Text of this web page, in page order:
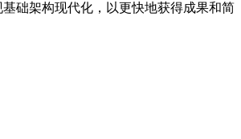
础架构现代化，以更快地获得成果和简